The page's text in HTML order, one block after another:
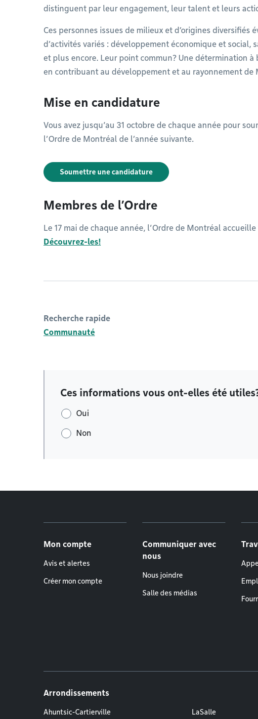
distinguent par leur engagement, leur talent et leurs
Ces personnes issues de milieux et d’origines diversifiés
d’activités variés : développement économique et social,
et plus encore. Leur point commun? Une détermination
en contribuant au développement et au rayonnement de
Mise en candidature
Vous avez jusqu’au 31 octobre de chaque année pour
l’Ordre de Montréal de l’année suivante.
Soumettre une candidature
Membres de l’Ordre
Le 17 mai de chaque année, l’Ordre de Montréal
Découvrez-les!
Recherche rapide
Communauté
Ces informations vous ont-elles été
Oui
Non
Mon compte
Avis et alertes
Créer mon compte
Communiquer avec
nous
Nous joindre
Salle des médias
Arrondissements
Ahuntsic-Cartierville LaSalle